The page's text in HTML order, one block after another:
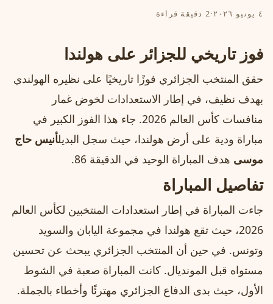
٤ يونيو ٢٠٢٦ ·2 دقيقة قراءة
فوز تاريخي للجزائر على هولندا
حقق المنتخب الجزائري فوزًا تاريخيًا على نظيره الهولندي
بهدف نظيف، في إطار الاستعدادات لخوض غمار
منافسات كأس العالم 2026. جاء هذا الفوز الكبير في
مباراة ودية على أرض هولندا، حيث سجل البديلأنيس حاج
موسى هدف المباراة الوحيد في الدقيقة 86.
تفاصيل المباراة
جاءت المباراة في إطار استعدادات المنتخبين لكأس العالم
2026، حيث تقع هولندا في مجموعة اليابان والسويد
وتونس. في حين أن المنتخب الجزائري يبحث عن تحسين
مستواه قبل المونديال. كانت المباراة صعبة في الشوط
الأول، حيث بدى الدفاع الجزائري مهترئًا وأخطاء بالجملة.